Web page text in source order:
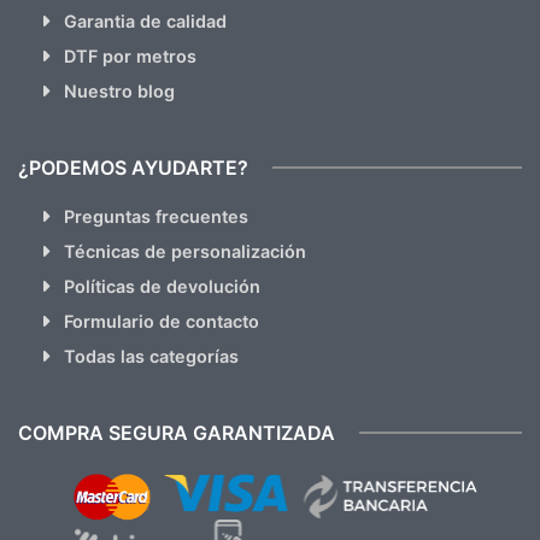
Garantia de calidad
DTF por metros
Nuestro blog
¿PODEMOS AYUDARTE?
Preguntas frecuentes
Técnicas de personalización
Políticas de devolución
Formulario de contacto
Todas las categorías
COMPRA SEGURA GARANTIZADA